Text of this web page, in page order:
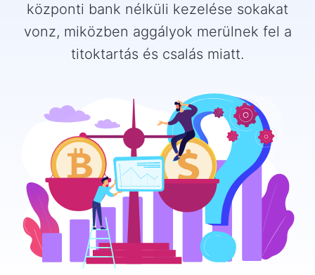
központi bank nélküli kezelése sokakat
vonz, miközben aggályok merülnek fel a
titoktartás és csalás miatt.